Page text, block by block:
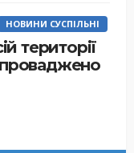
НОВИНИ СУСПІЛЬНІ
території